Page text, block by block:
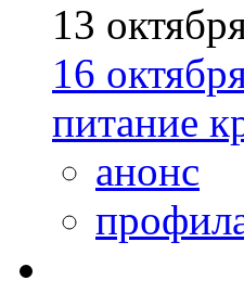
13
16
питание
анонс